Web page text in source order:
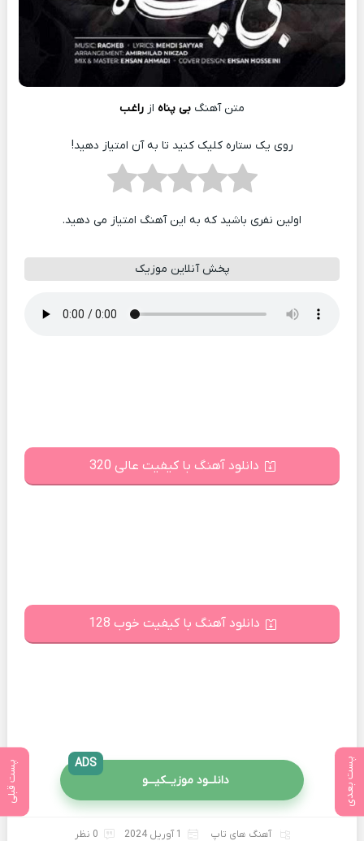
پست بعدی پست قبلی
متن آهنگ بی‌ پناه از راغب
روی یک ستاره کلیک کنید تا به آن امتیاز دهید!
اولین نفری باشید که به این آهنگ امتیاز می دهید.
پخش آنلاین موزیک
دانلود آهنگ با کیفیت عالی 320
دانلود آهنگ با کیفیت خوب 128
دانلــود موزیــکیـــو
ADS
آهنگ های تاپ 1 آوریل 2024 0 نظر